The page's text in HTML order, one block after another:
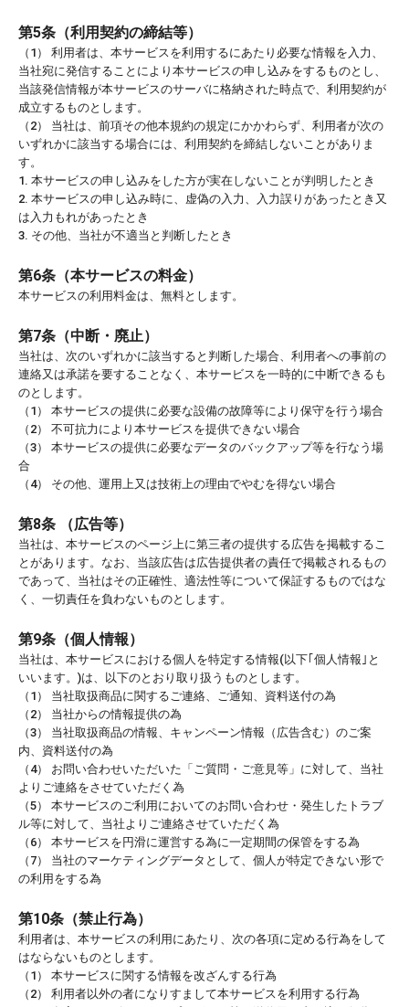
第5条（利用契約の締結等）
（1） 利用者は、本サービスを利用するにあたり必要な情報を入力、
当社宛に発信することにより本サービスの申し込みをするものとし、
当該発信情報が本サービスのサーバに格納された時点で、利用契約が
成立するものとします。
（2） 当社は、前項その他本規約の規定にかかわらず、利用者が次の
いずれかに該当する場合には、利用契約を締結しないことがありま
す。
1. 本サービスの申し込みをした方が実在しないことが判明したとき
2. 本サービスの申し込み時に、虚偽の入力、入力誤りがあったとき又
は入力もれがあったとき
3. その他、当社が不適当と判断したとき
第6条（本サービスの料金）
本サービスの利用料金は、無料とします。
第7条（中断・廃止）
当社は、次のいずれかに該当すると判断した場合、利用者への事前の
連絡又は承諾を要することなく、本サービスを一時的に中断できるも
のとします。
（1） 本サービスの提供に必要な設備の故障等により保守を行う場合
（2） 不可抗力により本サービスを提供できない場合
（3） 本サービスの提供に必要なデータのバックアップ等を行なう場
合
（4） その他、運用上又は技術上の理由でやむを得ない場合
第8条 （広告等）
当社は、本サービスのページ上に第三者の提供する広告を掲載するこ
とがあります。なお、当該広告は広告提供者の責任で掲載されるもの
であって、当社はその正確性、適法性等について保証するものではな
く、一切責任を負わないものとします。
第9条（個人情報）
当社は、本サービスにおける個人を特定する情報(以下｢個人情報｣と
いいます。)は、以下のとおり取り扱うものとします。
（1） 当社取扱商品に関するご連絡、ご通知、資料送付の為
（2） 当社からの情報提供の為
（3） 当社取扱商品の情報、キャンペーン情報（広告含む）のご案
内、資料送付の為
（4） お問い合わせいただいた「ご質問・ご意見等」に対して、当社
よりご連絡をさせていただく為
（5） 本サービスのご利用においてのお問い合わせ・発生したトラブ
ル等に対して、当社よりご連絡させていただく為
（6） 本サービスを円滑に運営する為に一定期間の保管をする為
（7） 当社のマーケティングデータとして、個人が特定できない形で
の利用をする為
第10条（禁止行為）
利用者は、本サービスの利用にあたり、次の各項に定める行為をして
はならないものとします。
（1） 本サービスに関する情報を改ざんする行為
（2） 利用者以外の者になりすまして本サービスを利用する行為